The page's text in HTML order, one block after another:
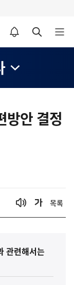
알림설정 바로가기 검색 바로가기 메뉴 열기
방안 결정
목록
관련해서는